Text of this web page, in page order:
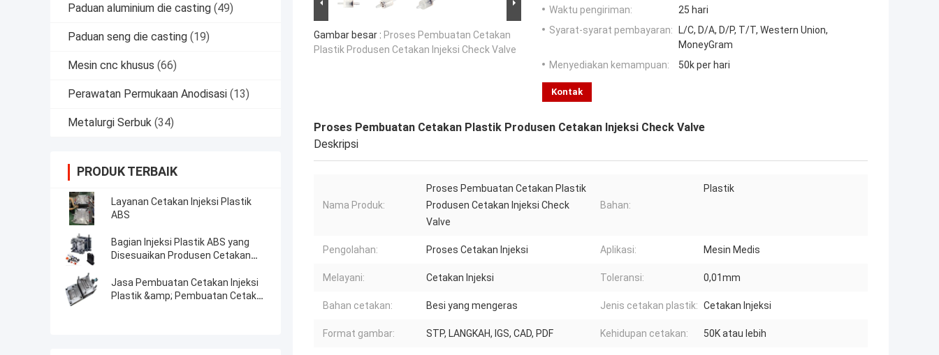
Paduan aluminium die casting (49)
Paduan seng die casting (19)
Mesin cnc khusus (66)
Perawatan Permukaan Anodisasi (13)
Metalurgi Serbuk (34)
PRODUK TERBAIK
Layanan Cetakan Injeksi Plastik
ABS
Bagian Injeksi Plastik ABS yang
Disesuaikan Produsen Cetakan
Jasa Pembuatan Cetakan Injeksi
Plastik &amp; Pembuatan Cetakan
Gambar besar : Proses Pembuatan Cetakan
Plastik Produsen Cetakan Injeksi Check Valve
Waktu pengiriman:
25 hari
Syarat-syarat pembayaran:
L/C, D/A, D/P, T/T, Western Union,
MoneyGram
Menyediakan kemampuan:
50k per hari
Kontak
Proses Pembuatan Cetakan Plastik Produsen Cetakan Injeksi Check Valve
Deskripsi
Nama Produk:
Proses Pembuatan Cetakan Plastik
Produsen Cetakan Injeksi Check
Valve
Bahan:
Plastik
Pengolahan: Proses Cetakan Injeksi Aplikasi: Mesin Medis
Melayani: Cetakan Injeksi Toleransi: 0,01mm
Bahan cetakan: Besi yang mengeras Jenis cetakan plastik: Cetakan Injeksi
Format gambar: STP, LANGKAH, IGS, CAD, PDF Kehidupan cetakan: 50K atau lebih